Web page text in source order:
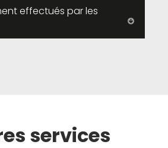
effectués par les
services